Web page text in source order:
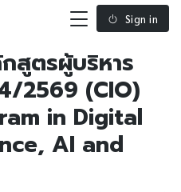
Sign in
สูตรผู้บริหาร
2569 (CIO)
in Digital
AI and